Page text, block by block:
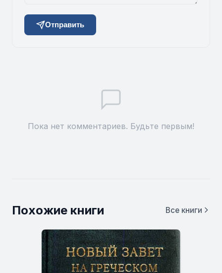
Отправить
Пока нет комментариев. Будьте первым!
Похожие книги Все книги